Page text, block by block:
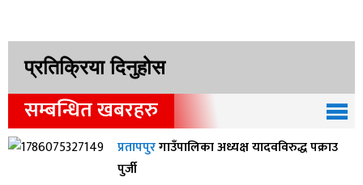
प्रतिक्रिया दिनुहोस
सम्बन्धित खबरहरु
प्रतापपुरगाउँपालिका अध्यक्ष यादवविरुद्ध पक्राउ
पुर्जी